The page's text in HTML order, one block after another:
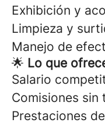
Exhibición y
Limpieza y
Manejo de
🌟 Lo que
Salario
Comisiones sin
Prestaciones